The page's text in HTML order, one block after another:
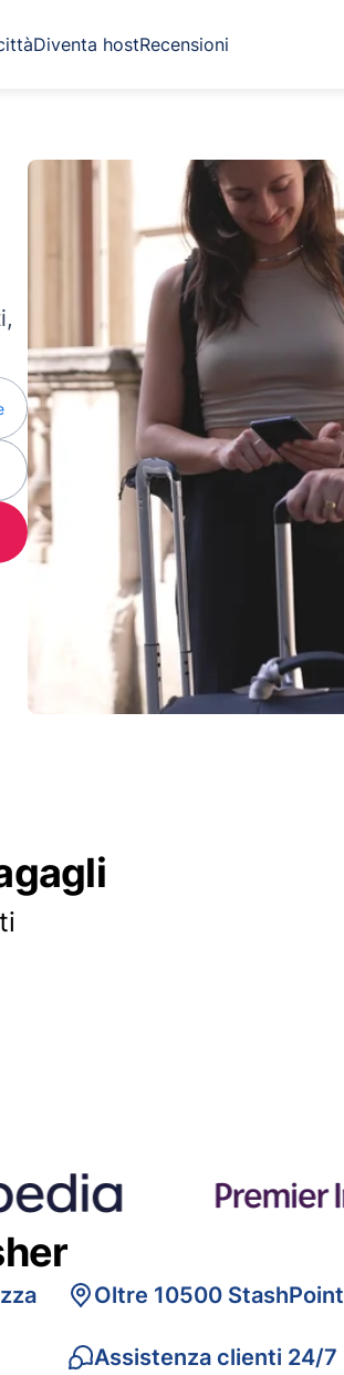
Diventa hostRecensioni
Oltre 10500 StashPoint
Assistenza clienti 24/7